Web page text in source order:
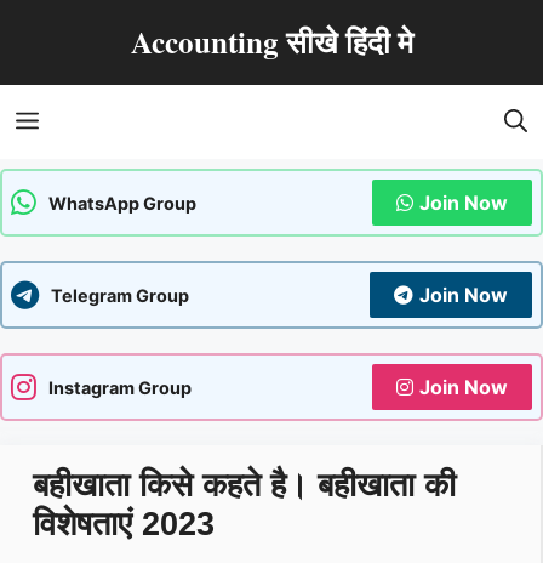
Accounting सीखे हिंदी मे
Menu
WhatsApp Group Join Now
Telegram Group Join Now
Instagram Group Join Now
बहीखाता किसे कहते है। बहीखाता की
विशेषताएं 2023